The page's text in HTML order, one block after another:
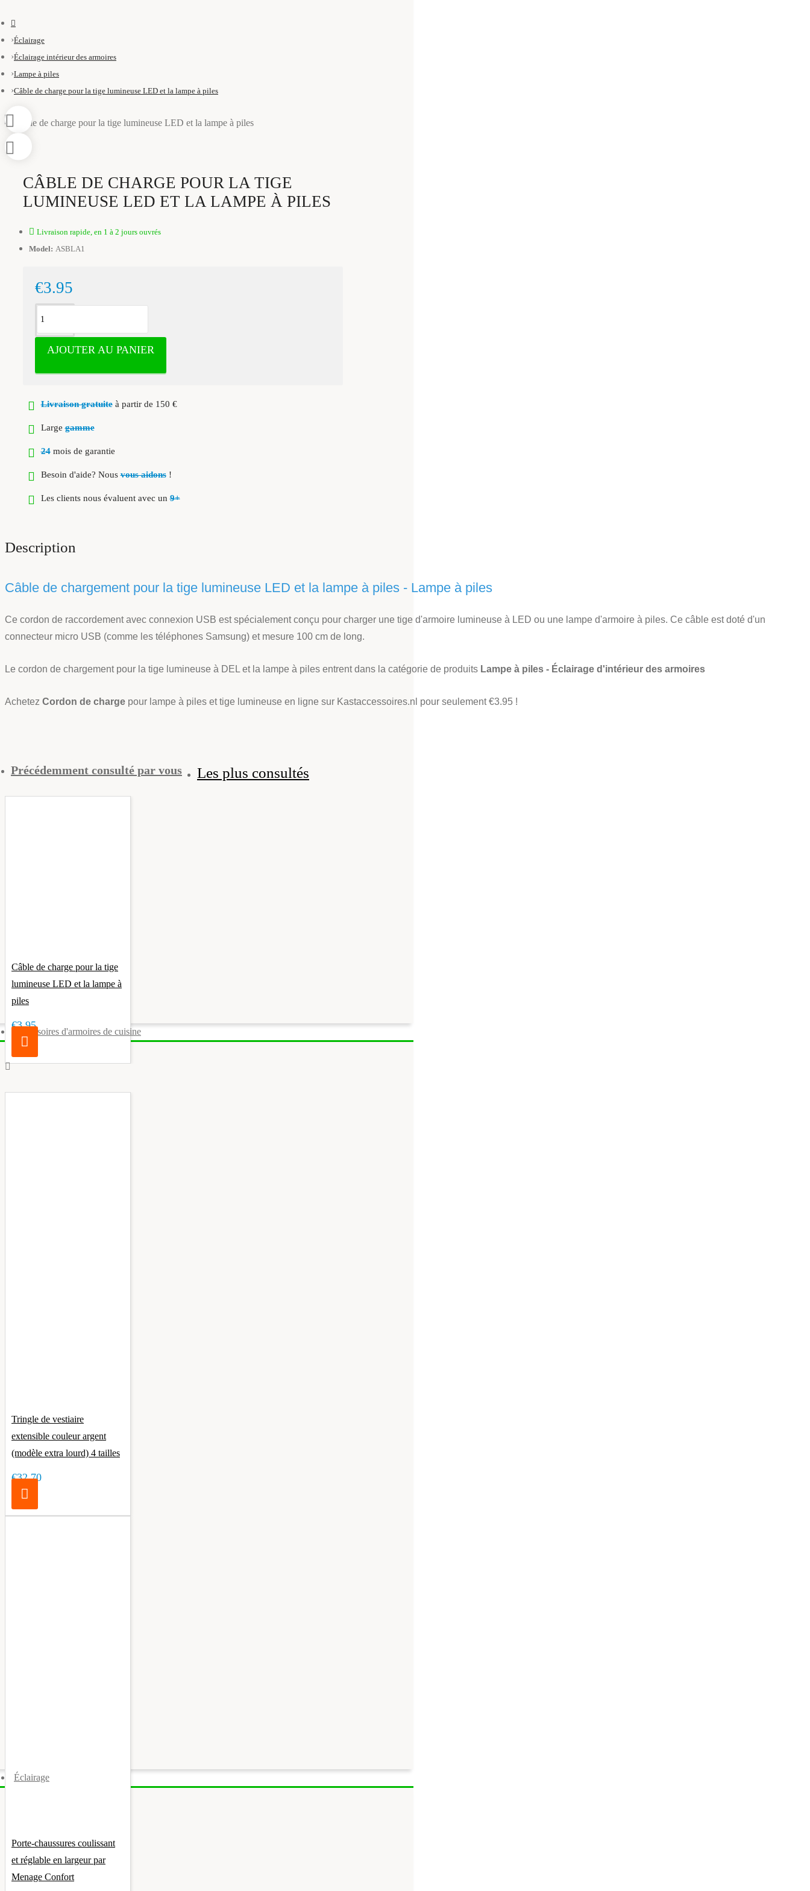
Accessoires d'armoires de cuisine
Éclairage
Éclairage
Éclairage intérieur des armoires
Lampe à piles
Câble de charge pour la tige lumineuse LED et la lampe à piles
CÂBLE DE CHARGE POUR LA TIGE
LUMINEUSE LED ET LA LAMPE À PILES
Livraison rapide, en 1 à 2 jours ouvrés
Model: ASBLA1
€3.95
AJOUTER AU PANIER
Livraison gratuiteà partir de 150 €
Largegamme
24mois de garantie
Besoin d'aide? Nousvous aidons!
Les clients nous évaluent avec un9+
Description
Câble de chargement pour la tige lumineuse LED et la lampe à piles - Lampe à piles
Ce cordon de raccordement avec connexion USB est spécialement conçu pour charger une tige d'armoire lumineuse à LED ou une lampe d'armoire à piles. Ce câble est doté d'un
connecteur micro USB (comme les téléphones Samsung) et mesure 100 cm de long.
Le cordon de chargement pour la tige lumineuse à DEL et la lampe à piles entrent dans la catégorie de produits Lampe à piles - Éclairage d'intérieur des armoires
Achetez Cordon de charge pour lampe à piles et tige lumineuse en ligne sur Kastaccessoires.nl pour seulement €3.95 !
Précédemment consulté par vous Les plus consultés
Câble de charge pour la tige
lumineuse LED et la lampe à
piles
€3.95
Tringle de vestiaire
extensible couleur argent
(modèle extra lourd) 4 tailles
€32.70
Porte-chaussures coulissant
et réglable en largeur par
Menage Confort